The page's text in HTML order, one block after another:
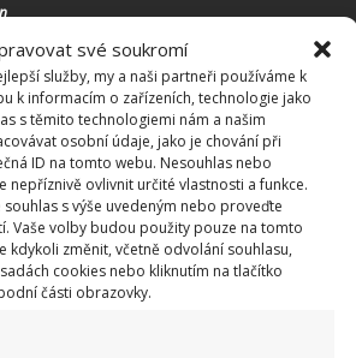
své soukromí
služby, my a naši partneři používáme k
k informacím o zařízeních, technologie jako
s těmito technologiemi nám a našim
osobní údaje, jako je chování při
ID na tomto webu. Nesouhlas nebo
nepříznivě ovlivnit určité vlastnosti a funkce.
s výše uvedeným nebo proveďte
Vaše volby budou použity pouze na tomto
kdykoli změnit, včetně odvolání souhlasu,
cookies nebo kliknutím na tlačítko
části obrazovky.
původu. Proto je nejlepší,
druhé polovině května, jinak se jim
by měla nastat koncem
to poznáte tak, že jejich
i v případě, že vršky zůstaly
pozor na ranní mrazíky, protože ty